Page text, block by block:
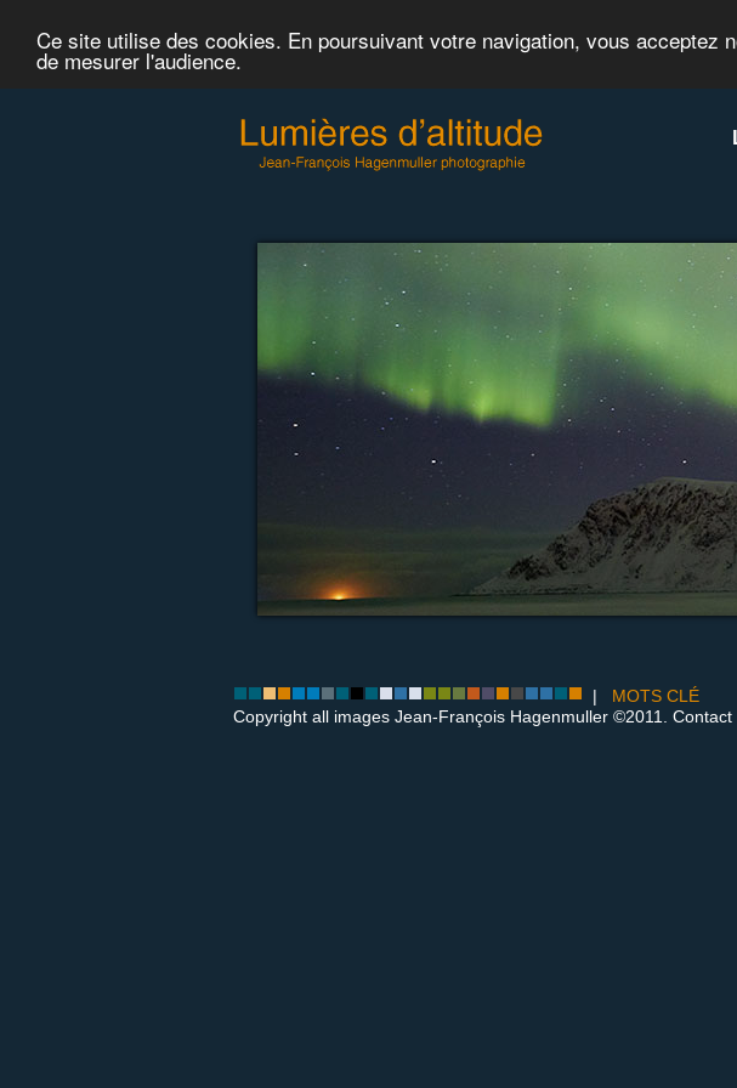
Ce site utilise des cookies. En poursuivant votre navigation, vous
de mesurer l'audience.
| MOTS CLÉ
Copyright all images Jean-François Hagenmuller ©2011. Contact